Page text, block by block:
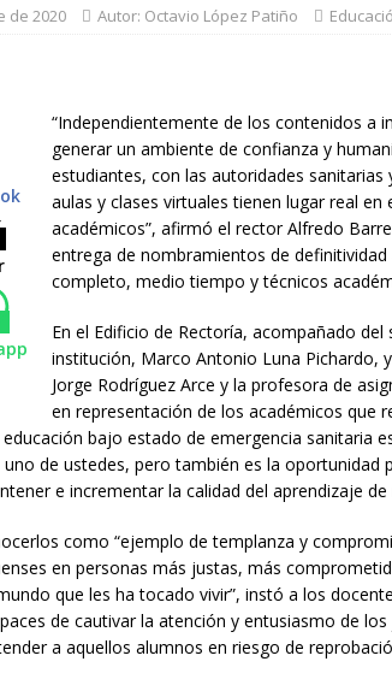
de 2020 Autor: Octavio López Patiño
“Independientemente de los contenidos a
generar un ambiente de confianza y
estudiantes, con las autoridades
aulas y clases virtuales tienen lugar real
académicos”, afirmó el rector Alfredo
entrega de nombramientos de
completo, medio tiempo y técnicos
En el Edificio de Rectoría, acompañado
institución, Marco Antonio Luna Pichardo,
Jorge Rodríguez Arce y la profesora de
en representación de los académicos que
bajo estado de emergencia sanitaria
de ustedes, pero también es la oportunidad
e incrementar la calidad del aprendizaje de
como “ejemplo de templanza y
en personas más justas, más
que les ha tocado vivir”, instó a los
de cautivar la atención y entusiasmo de
a aquellos alumnos en riesgo de